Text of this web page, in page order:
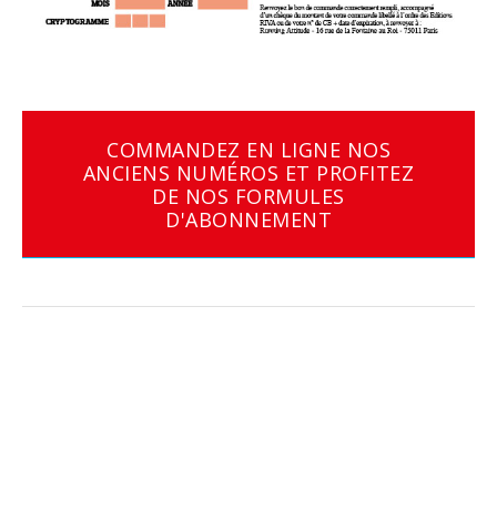
COMMANDEZ EN LIGNE NOS
ANCIENS NUMÉROS ET PROFITEZ
DE NOS FORMULES
D'ABONNEMENT